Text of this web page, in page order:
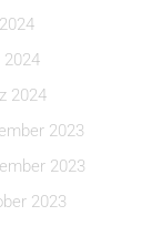
2024
2024
2023
2023
2023